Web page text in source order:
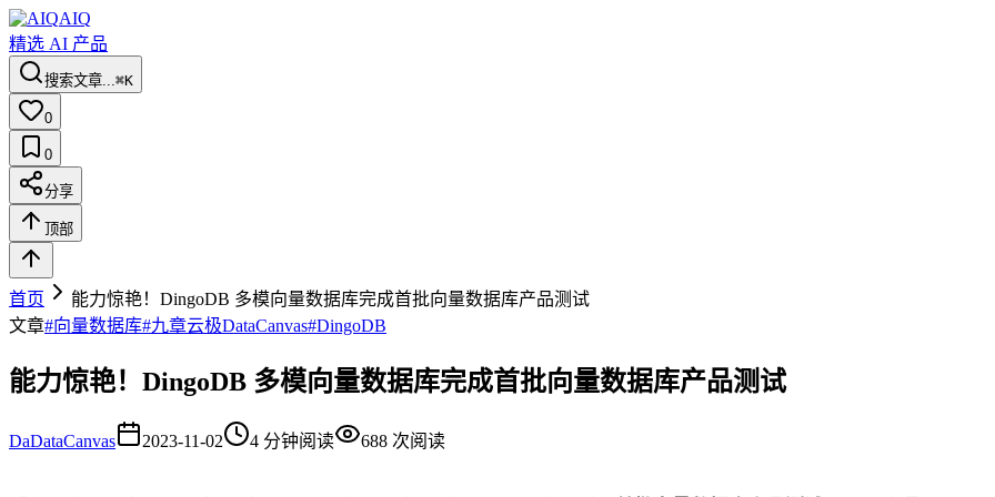
AIQ
精选 AI 产品
搜索文章...⌘K
0
0
分享
顶部
首页
能力惊艳！DingoDB 多模向量数据库完成首批向量数据库产品测试
文章#向量数据库#九章云极DataCanvas#DingoDB
能力惊艳！DingoDB 多模向量数据库完成首批向量数据库产品测试
DaDataCanvas 2023-11-02 4 分钟阅读 688 次阅读